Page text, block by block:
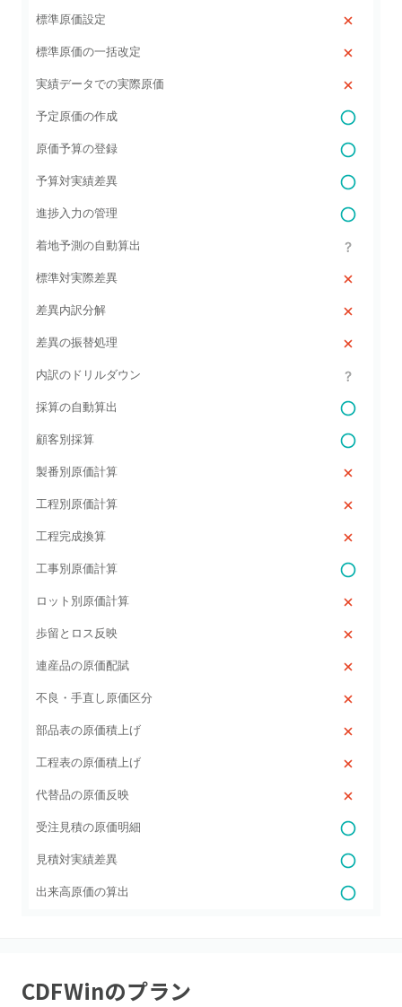
標準原価設定
標準原価の一括改定
実績データでの実際原価
予定原価の作成
原価予算の登録
予算対実績差異
進捗入力の管理
着地予測の自動算出
標準対実際差異
差異内訳分解
差異の振替処理
内訳のドリルダウン
採算の自動算出
顧客別採算
製番別原価計算
工程別原価計算
工程完成換算
工事別原価計算
ロット別原価計算
歩留とロス反映
連産品の原価配賦
不良・手直し原価区分
部品表の原価積上げ
工程表の原価積上げ
代替品の原価反映
受注見積の原価明細
見積対実績差異
出来高原価の算出
CDFWinのプラン